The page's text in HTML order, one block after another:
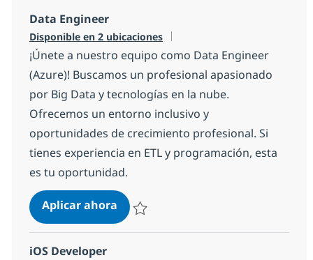
Data Engineer
Disponible en 2 ubicaciones
¡Únete a nuestro equipo como Data Engineer
(Azure)! Buscamos un profesional apasionado
por Big Data y tecnologías en la nube.
Ofrecemos un entorno inclusivo y
oportunidades de crecimiento profesional. Si
tienes experiencia en ETL y programación, esta
es tu oportunidad.
Aplicar ahoraData Engineer
iOS Developer